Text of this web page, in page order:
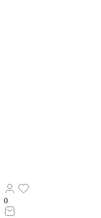
0